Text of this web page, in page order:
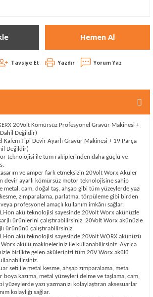
Hemen Al
Tavsiye Et Yazdır Yorum Yaz
20Volt Kömürsüz Profesyonel Gravür Makinesi +
Değildir)
Kalem Tipi Devir Ayarlı Gravür Makinesi + 19 Parça
Değildir)
teknolojisi ile tüm rakiplerinden daha güçlü ve
ve amper fark etmeksizin 20Volt Worx Aküler
devir ayarlı kömürsüz motor teknolojisine sahip
metal, cam, doğal taş, ahşap gibi tüm yüzeylerde yazı
kesme, zımparalama, parlatma, törpüleme gibi birden
profesyonel amaçlı kullanım imkânı sağlar.
Li-ion akü teknolojisi sayesinde 20Volt Worx akünüzle
ürünlerini çalıştırabilirsiniz. 20Volt Worx akünüzle
ürününü çalıştırabilirsiniz.
Li-ion akü teknolojisi sayesinde 20Volt WORX akünüzü
akülü makineleriniz ile kullanabilirsiniz. Ayrıca
birlikte gelen akülerinizi tüm 20V Worx akülü
seti ile metal kesme, ahşap zımparalama, metal
kazıma, metal yüzeyleri delme ve taşlama, cam,
yüzeylerde yazı yazmanızı kolaylaştıran aksesuarlar
kolaylığı sağlar.